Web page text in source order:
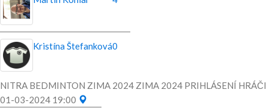
Kristína Štefanková0
NITRA BEDMINTON ZIMA 2024 ZIMA 2024 PRIHLÁSENÍ HRÁČI
01-03-2024 19:00